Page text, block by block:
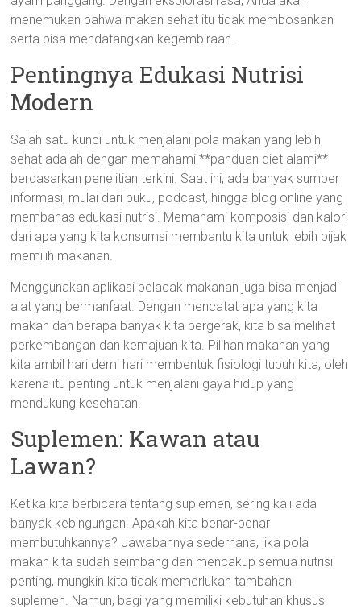
menemukan bahwa makan sehat itu tidak membosankan
serta bisa mendatangkan kegembiraan.
Pentingnya Edukasi Nutrisi
Modern
Salah satu kunci untuk menjalani pola makan yang lebih
sehat adalah dengan memahami **panduan diet alami**
berdasarkan penelitian terkini. Saat ini, ada banyak sumber
informasi, mulai dari buku, podcast, hingga blog online yang
membahas edukasi nutrisi. Memahami komposisi dan kalori
dari apa yang kita konsumsi membantu kita untuk lebih bijak
memilih makanan.
Menggunakan aplikasi pelacak makanan juga bisa menjadi
alat yang bermanfaat. Dengan mencatat apa yang kita
makan dan berapa banyak kita bergerak, kita bisa melihat
perkembangan dan kemajuan kita. Pilihan makanan yang
kita ambil hari demi hari membentuk fisiologi tubuh kita, oleh
karena itu penting untuk menjalani gaya hidup yang
mendukung kesehatan!
Suplemen: Kawan atau
Lawan?
Ketika kita berbicara tentang suplemen, sering kali ada
banyak kebingungan. Apakah kita benar-benar
membutuhkannya? Jawabannya sederhana, jika pola
makan kita sudah seimbang dan mencakup semua nutrisi
penting, mungkin kita tidak memerlukan tambahan
suplemen. Namun, bagi yang memiliki kebutuhan khusus